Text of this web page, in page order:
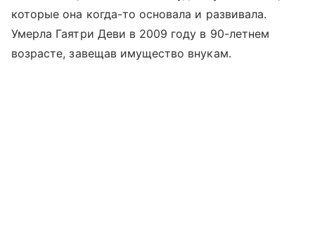
которые она когда-то основала и развивала.
Умерла Гаятри Деви в 2009 году в 90-летнем
возрасте, завещав имущество внукам.